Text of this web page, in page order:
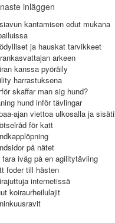
inläggen
kantamisen edut mukana
ja hauskat tarvikkeet
arkeen
kanssa pyöräily
harrastuksena
skaffar man sig hund?
hund inför tävlingar
ajan viettoa ulkosalla ja
för katt
på nätet
iväg på en agilitytävling
foder till hästen
internetissä
koiraurheilulajit